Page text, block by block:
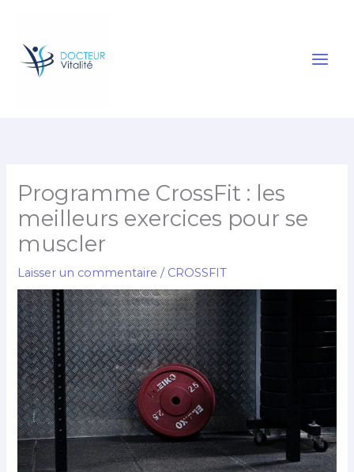
contenu
Programme CrossFit : les
meilleurs exercices pour se
muscler
Laisser un commentaire / CROSSFIT